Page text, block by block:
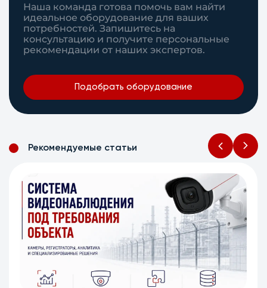
Наша команда готова помочь вам найти
идеальное оборудование для ваших
потребностей. Запишитесь на
консультацию и получите персональные
рекомендации от наших экспертов.
Подобрать оборудование
Рекомендуемые статьи